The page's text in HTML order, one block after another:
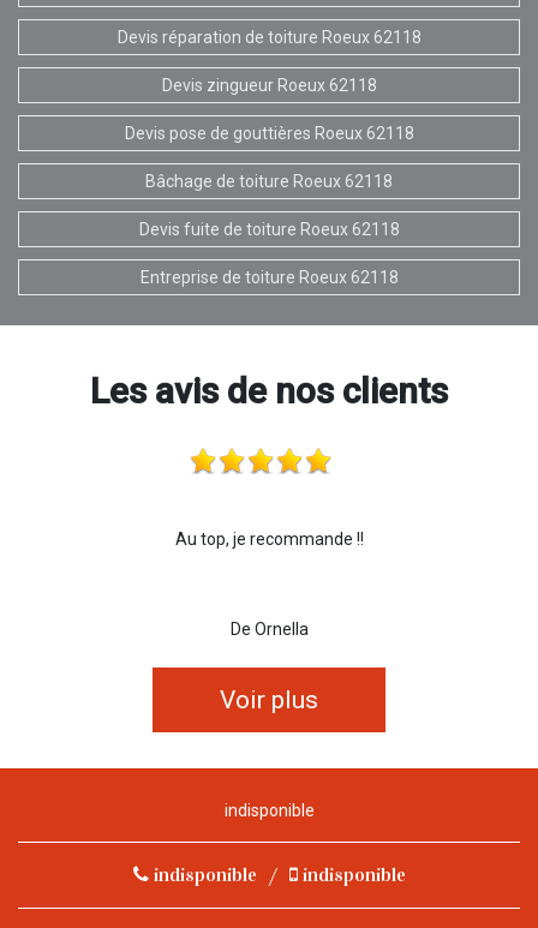
Devis réparation de toiture Roeux 62118
Devis zingueur Roeux 62118
Devis pose de gouttières Roeux 62118
Bâchage de toiture Roeux 62118
Devis fuite de toiture Roeux 62118
Entreprise de toiture Roeux 62118
Les avis de nos clients
Au top, je recommande !!
De Ornella
Voir plus
indisponible
indisponible / indisponible